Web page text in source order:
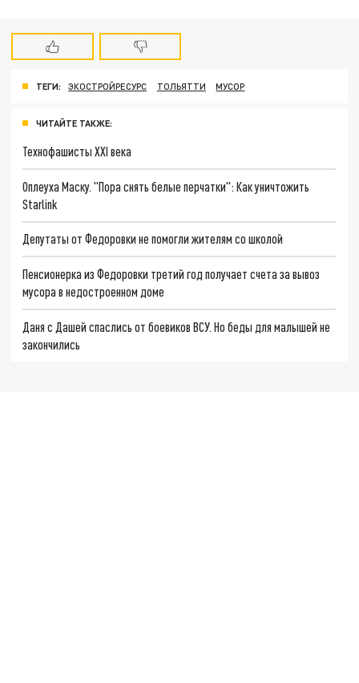
ТЕГИ: ЭКОСТРОЙРЕСУРС ТОЛЬЯТТИ МУСОР
ЧИТАЙТЕ ТАКЖЕ:
Технофашисты XXI века
Оплеуха Маску. "Пора снять белые перчатки": Как уничтожить
Starlink
Депутаты от Федоровки не помогли жителям со школой
Пенсионерка из Федоровки третий год получает счета за вывоз
мусора в недостроенном доме
Даня с Дашей спаслись от боевиков ВСУ. Но беды для малышей не
закончились